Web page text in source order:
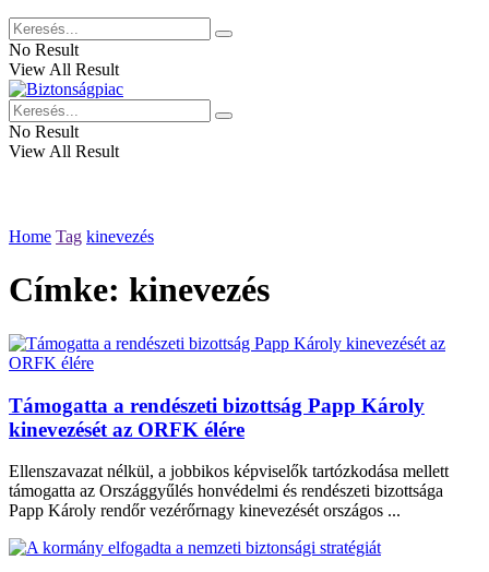
No Result
View All Result
No Result
View All Result
Home Tag kinevezés
Címke: kinevezés
Támogatta a rendészeti bizottság Papp Károly
kinevezését az ORFK élére
Ellenszavazat nélkül, a jobbikos képviselők tartózkodása mellett
támogatta az Országgyűlés honvédelmi és rendészeti bizottsága
Papp Károly rendőr vezérőrnagy kinevezését országos ...